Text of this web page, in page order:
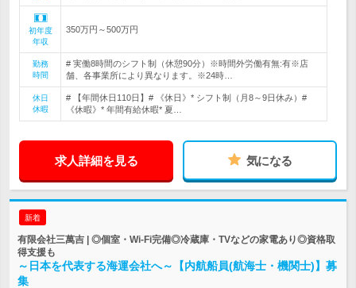
初年度
年収
350万円～500万円
勤務
時間
# 実働8時間のシフト制（休憩90分）※時間外労働有無:有※店
舗、各事業所により異なります。※24時…
休日
休暇
# 【年間休日110日】# 《休日》* シフト制（月8～9日休み）#
《休暇》* 年間有給休暇* 夏…
求人詳細を見る 気になる
新着
有限会社三萬吉 | ◎個室・Wi-Fi完備◎冷蔵庫・TVなどの家電あり◎資格取
得支援も
～日本を代表する海運会社へ～【内航船員(航海士・機関士)】募
集